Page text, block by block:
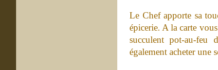
Le Chef apporte sa
épicerie. A la carte
succulent pot-au-feu
également acheter une